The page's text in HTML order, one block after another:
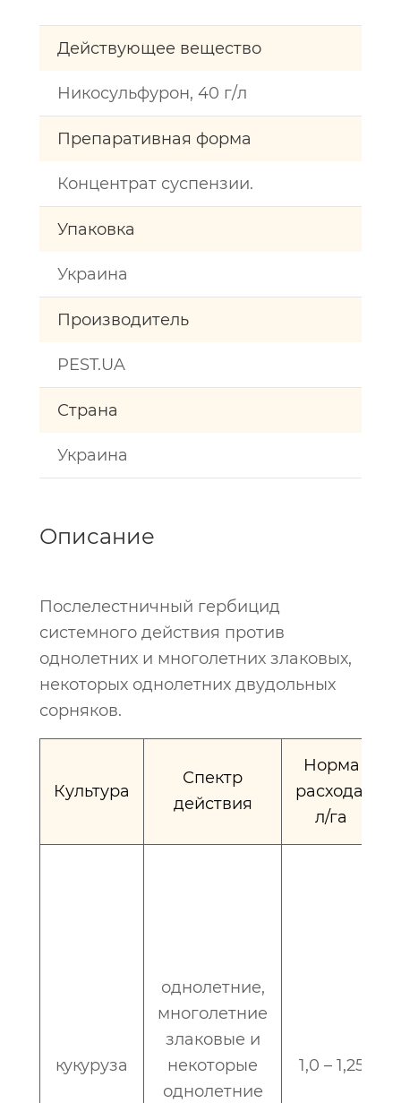
Действующее вещество
Никосульфурон, 40 г/л
Препаративная форма
Концентрат суспензии.
Упаковка
Украина
Производитель
PEST.UA
Страна
Украина
Описание
Послелестничный гербицид
системного действия против
однолетних и многолетних злаковых,
некоторых однолетних двудольных
сорняков.
Культура
Спектр
действия
Норма
расхода,
л/га
кукуруза
однолетние,
многолетние
злаковые и
некоторые
однолетние
1,0 – 1,25